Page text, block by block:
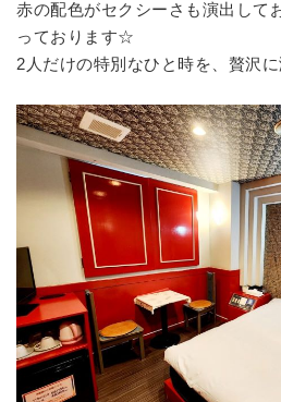
赤の配色がセクシーさも演出して
っております☆
2人だけの特別なひと時を、贅沢